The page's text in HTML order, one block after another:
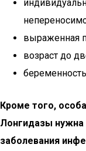
выраженная
возраст до
Кроме того,
Лонгидазы нужна
заболевания